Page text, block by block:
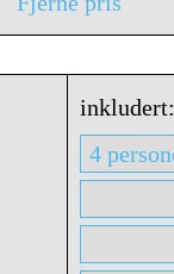
inkludert: